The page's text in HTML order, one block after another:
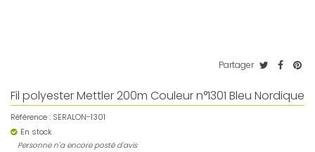
Partager
Fil polyester Mettler 200m Couleur n°1301 Bleu Nordique
Référence : SERALON-1301
En stock
Personne n'a encore posté d'avis